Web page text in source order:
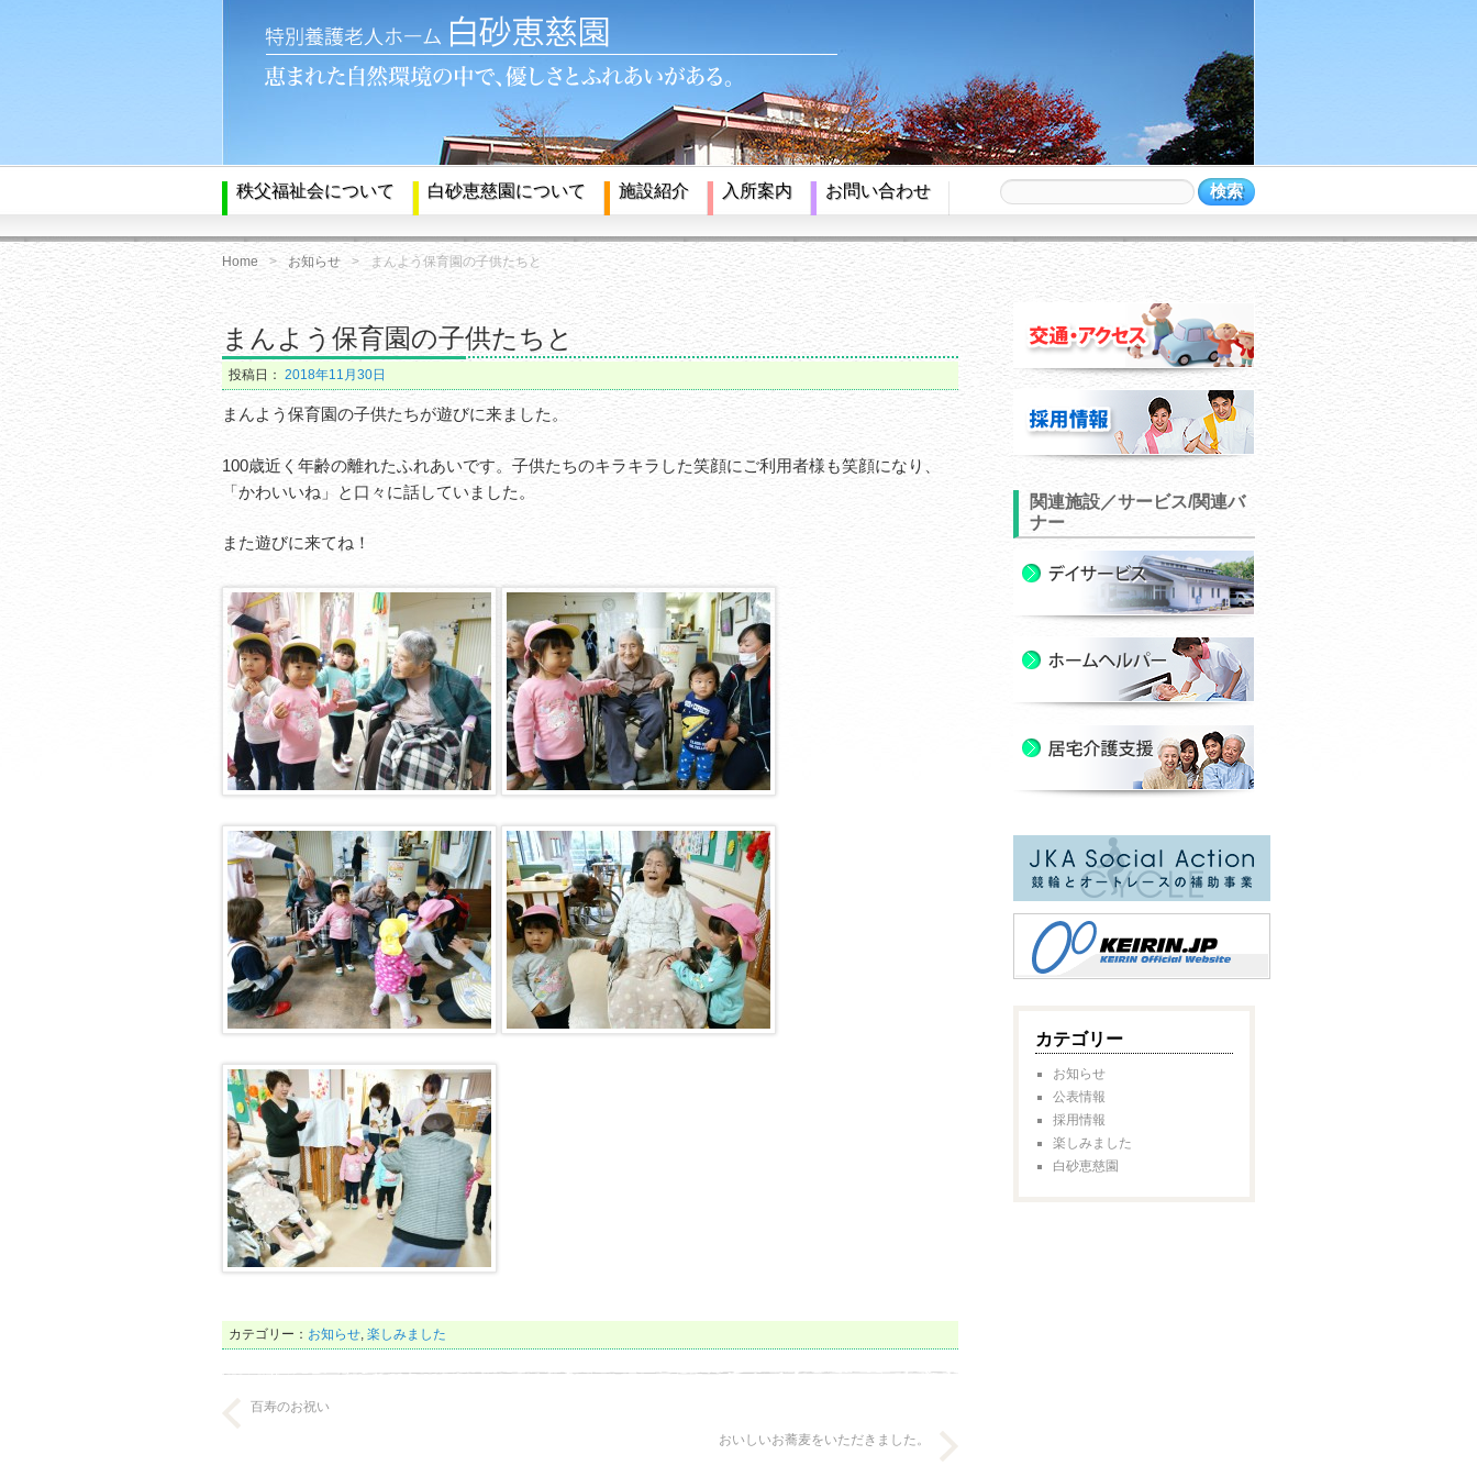
秩父福祉会について 白砂恵慈園について 施設紹介 入所案内 お問い合わせ
Home お知らせ まんよう保育園の子供たちと
まんよう保育園の子供たちと
投稿日： 2018年11月30日
まんよう保育園の子供たちが遊びに来ました。
100歳近く年齢の離れたふれあいです。子供たちのキラキラした笑顔にご利用者様も笑顔になり、
「かわいいね」と口々に話していました。
また遊びに来てね！
カテゴリー： お知らせ, 楽しみました
百寿のお祝い
おいしいお蕎麦をいただきました。
関連施設／サービス/関連バ
ナー
カテゴリー
お知らせ
公表情報
採用情報
楽しみました
白砂恵慈園